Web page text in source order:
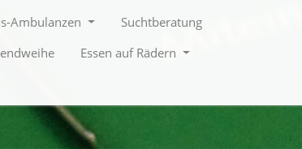
Ambulanzen
Suchtberatung
Essen auf Rädern